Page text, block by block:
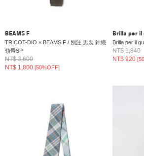
BEAMS F
TRICOT-DIO × BEAMS F / 別注 男裝 針織
領帶SP
NT$ 3,600
NT$ 1,800 [50%OFF]
Brilla per il
Brilla per il
NT$ 1,840
NT$ 920